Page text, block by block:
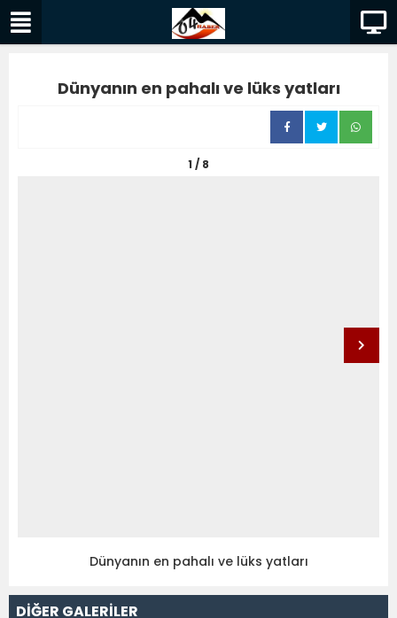
Dünyanın en pahalı ve lüks yatları
1 / 8
Dünyanın en pahalı ve lüks yatları
DİĞER GALERİLER